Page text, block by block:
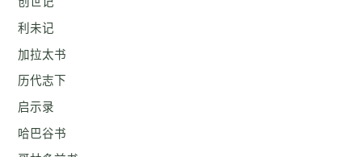
利未记
加拉太书
历代志下
启示录
哈巴谷书